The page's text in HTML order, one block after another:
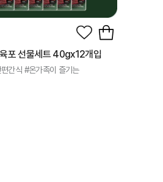
포 선물세트 40gx12개입
간식 #온가족이 즐기는